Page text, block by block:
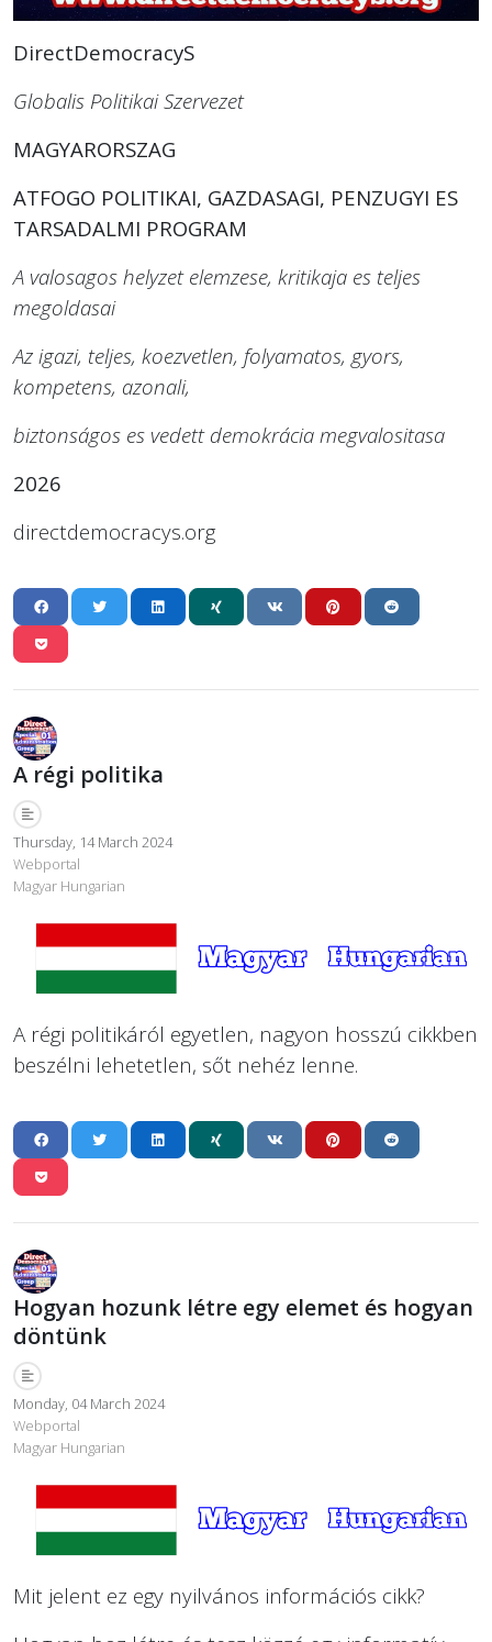
DirectDemocracyS
Globalis Politikai Szervezet
MAGYARORSZAG
ATFOGO POLITIKAI, GAZDASAGI, PENZUGYI ES
TARSADALMI PROGRAM
A valosagos helyzet elemzese, kritikaja es teljes
megoldasai
Az igazi, teljes, koezvetlen, folyamatos, gyors,
kompetens, azonali,
biztonságos es vedett demokrácia megvalositasa
2026
directdemocracys.org
A régi politika
Thursday, 14 March 2024
Webportal
Magyar Hungarian
A régi politikáról egyetlen, nagyon hosszú cikkben
beszélni lehetetlen, sőt nehéz lenne.
Hogyan hozunk létre egy elemet és hogyan
döntünk
Monday, 04 March 2024
Webportal
Magyar Hungarian
Mit jelent ez egy nyilvános információs cikk?